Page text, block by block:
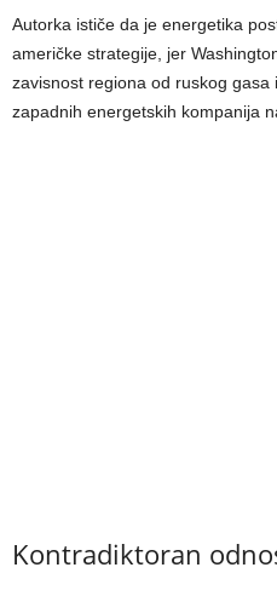
Autorka ističe da je energetika
američke strategije, jer
zavisnost regiona od ruskog
zapadnih energetskih kompanija
Kontradiktoran